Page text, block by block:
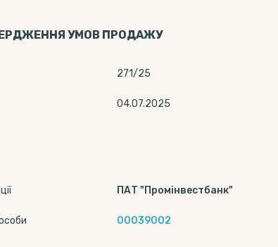
УМОВ ПРОДАЖУ
271/25
04.07.2025
ПАТ "Промінвестбанк"
00039002